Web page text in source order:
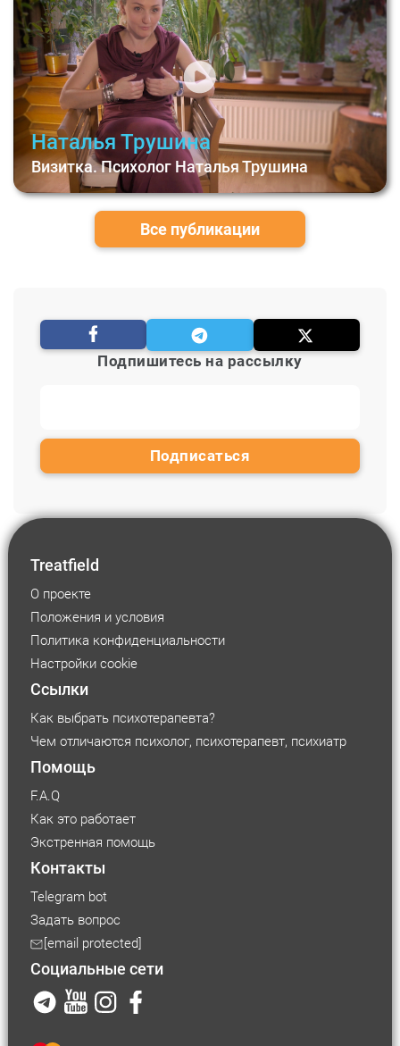
Наталья Трушина
Визитка. Психолог Наталья Трушина
Все публикации
Подпишитесь на рассылку
Treatfield
О проекте
Положения и условия
Политика конфиденциальности
Настройки cookie
Ссылки
Как выбрать психотерапевта?
Чем отличаются психолог, психотерапевт, психиатр
Помощь
F.A.Q
Как это работает
Экстренная помощь
Контакты
Telegram bot
Задать вопрос
[email protected]
Социальные сети